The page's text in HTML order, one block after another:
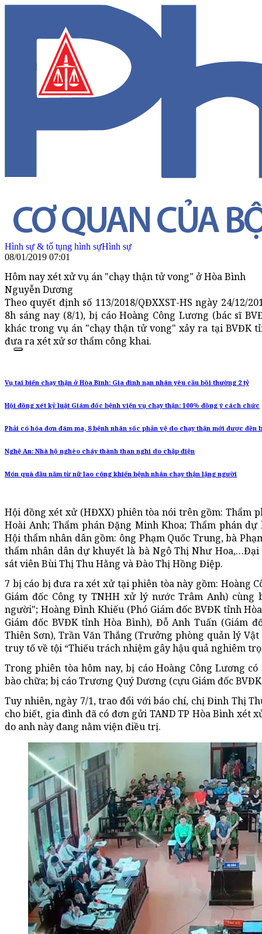
Hình sự & tố tụng hình sựHình sự
08/01/2019 07:01
Hôm nay xét xử vụ án "chạy thận tử vong" ở Hòa Bình
Nguyễn Dương
Theo quyết định số 113/2018/QĐXXST-HS ngày 24/12/
8h sáng nay (8/1), bị cáo Hoàng Công Lương (bác sĩ
khác trong vụ án "chạy thận tử vong" xảy ra tại BVĐK
đưa ra xét xử sơ thẩm công khai.
Vụ tai biến chạy thận ở Hòa Bình: Gia đình nạn nhân yêu cầu bồi thường 2 tỷ
Hội đồng xét kỷ luật Giám đốc bệnh viện vụ chạy thận: 100% đồng ý cách chức
Phải có hóa đơn đám ma, 8 bệnh nhân sốc phản vệ do chạy thận mới được đền
Nghệ An: Nhà hộ nghèo cháy thành than nghi do chập điện
Món quà đầu năm từ nữ lao công khiến bệnh nhân chạy thận lặng người
Hội đồng xét xử (HĐXX) phiên tòa nói trên gồm: Thẩm
Hoài Anh; Thẩm phán Đặng Minh Khoa; Thẩm phán
Hội thẩm nhân dân gồm: ông Phạm Quốc Trung, bà
thẩm nhân dân dự khuyết là bà Ngô Thị Như Hoa,…Đại
sát viên Bùi Thị Thu Hằng và Đào Thị Hồng Điệp.
7 bị cáo bị đưa ra xét xử tại phiên tòa này gồm: Hoàng
Giám đốc Công ty TNHH xử lý nước Trâm Anh)
người"; Hoàng Đình Khiếu (Phó Giám đốc BVĐK tỉnh
Giám đốc BVĐK tỉnh Hòa Bình), Đỗ Anh Tuấn (Giám
Thiên Sơn), Trần Văn Thắng (Trưởng phòng quản lý
truy tố về tội “Thiếu trách nhiệm gây hậu quả nghiêm
Trong phiên tòa hôm nay, bị cáo Hoàng Công Lương
bào chữa; bị cáo Trương Quý Dương (cựu Giám đốc
Tuy nhiên, ngày 7/1, trao đổi với báo chí, chị Đinh Thị
cho biết, gia đình đã có đơn gửi TAND TP Hòa Bình xét
do anh này đang nằm viện điều trị.